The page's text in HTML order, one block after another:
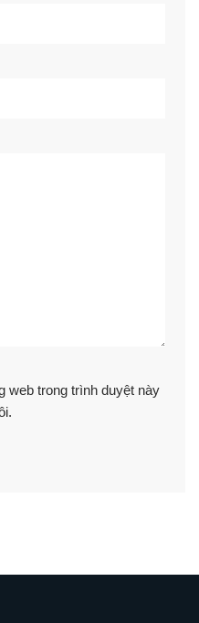
web trong trình duyệt này